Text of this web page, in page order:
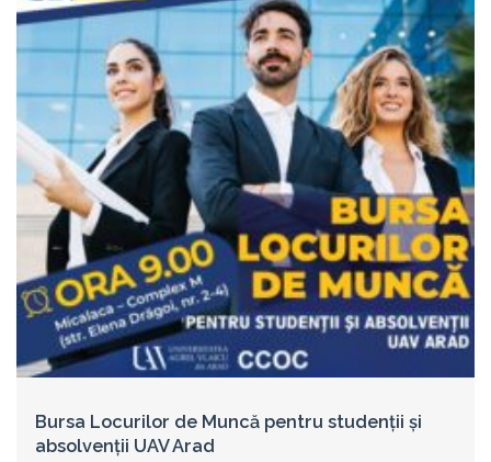
Bursa Locurilor de Muncă pentru studenții și
absolvenții UAV Arad